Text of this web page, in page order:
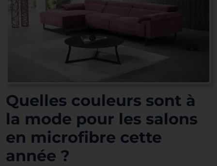
Quelles couleurs sont à
la mode pour les salons
en microfibre cette
année ?